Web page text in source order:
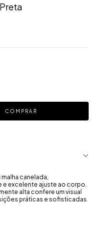
canelada,
excelente ajuste ao corpo.
alta confere um visual
práticas e sofisticadas